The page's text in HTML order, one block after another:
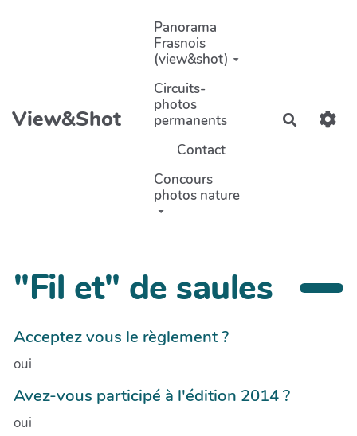
Aller au contenu principal
View&Shot
Panorama
Frasnois
(view&shot)
Circuits-
photos
permanents
Contact
Concours
photos nature
"Fil et" de saules
Acceptez vous le règlement ?
oui
Avez-vous participé à l'édition 2014 ?
oui